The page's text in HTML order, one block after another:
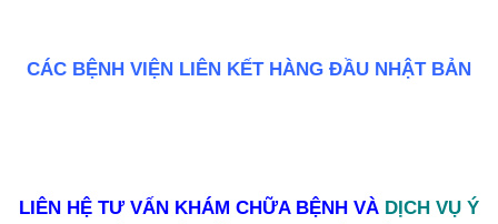
CÁC BỆNH VIỆN LIÊN KẾT HÀNG ĐẦU NHẬT BẢN
LIÊN HỆ TƯ VẤN KHÁM CHỮA BỆNH VÀ DỊCH VỤ Ý